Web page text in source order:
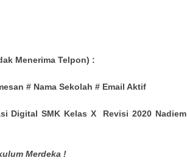
Menerima Telpon) :
# Nama Sekolah # Email Aktif
Digital SMK Kelas X Revisi 2020 Nadiem
Merdeka !